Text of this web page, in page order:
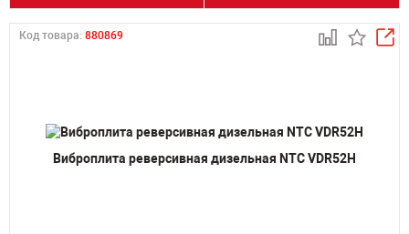
Код товара: 880869
Виброплита реверсивная дизельная NTC VDR52H